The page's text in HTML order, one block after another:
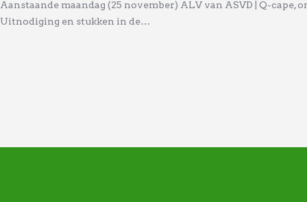
Aanstaande maandag (25 november) ALV van ASVD | Q-cape,
Uitnodiging en stukken in de…